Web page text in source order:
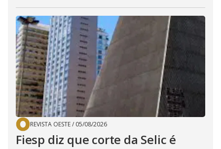
REVISTA OESTE/ 05/08/2026
Fiesp diz que corte da Selic é